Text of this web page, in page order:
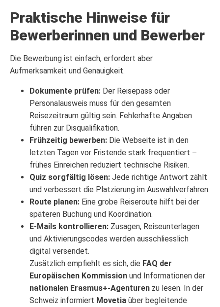
Praktische Hinweise für
Bewerberinnen und Bewerber
Die Bewerbung ist einfach, erfordert aber
Aufmerksamkeit und Genauigkeit.
Dokumente prüfen: Der Reisepass oder
Personalausweis muss für den gesamten
Reisezeitraum gültig sein. Fehlerhafte Angaben
führen zur Disqualifikation.
Frühzeitig bewerben: Die Webseite ist in den
letzten Tagen vor Fristende stark frequentiert –
frühes Einreichen reduziert technische Risiken.
Quiz sorgfältig lösen: Jede richtige Antwort zählt
und verbessert die Platzierung im Auswahlverfahren.
Route planen: Eine grobe Reiseroute hilft bei der
späteren Buchung und Koordination.
E-Mails kontrollieren: Zusagen, Reiseunterlagen
und Aktivierungscodes werden ausschliesslich
digital versendet.
Zusätzlich empfiehlt es sich, die FAQ der
Europäischen Kommission und Informationen der
nationalen Erasmus+-Agenturen zu lesen. In der
Schweiz informiert Movetia über begleitende